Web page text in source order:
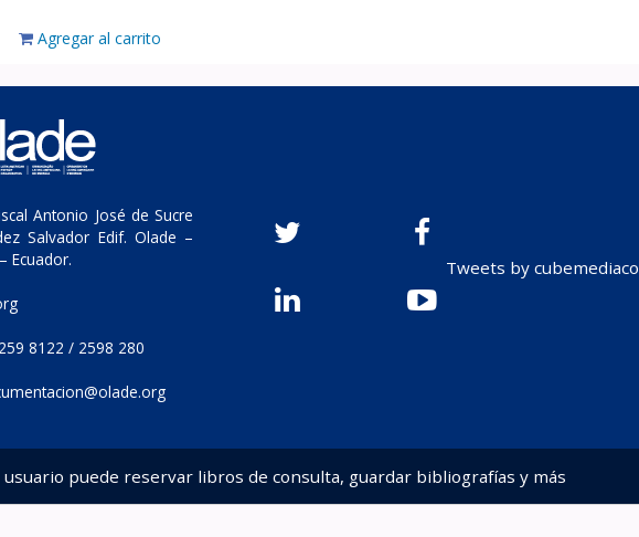
Agregar al carrito
Antonio José de Sucre
Salvador Edif. Olade –
Ecuador.
8122 / 2598 280
Tweets by cubemediaco
puede reservar libros de consulta, guardar bibliografías y más